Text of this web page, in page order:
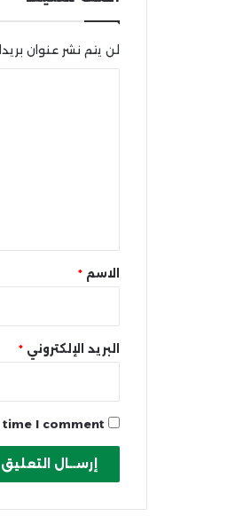
لن يتم نشر عنوان
* الاسم *
البريد الإلكتروني *
I comment.